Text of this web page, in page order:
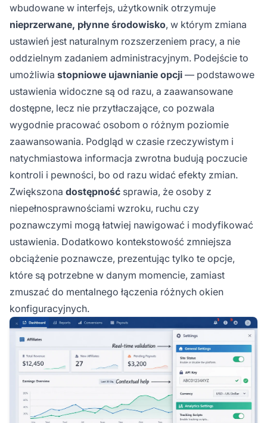
wbudowane w interfejs, użytkownik otrzymuje
nieprzerwane, płynne środowisko, w którym zmiana
ustawień jest naturalnym rozszerzeniem pracy, a nie
oddzielnym zadaniem administracyjnym. Podejście to
umożliwia stopniowe ujawnianie opcji — podstawowe
ustawienia widoczne są od razu, a zaawansowane
dostępne, lecz nie przytłaczające, co pozwala
wygodnie pracować osobom o różnym poziomie
zaawansowania. Podgląd w czasie rzeczywistym i
natychmiastowa informacja zwrotna budują poczucie
kontroli i pewności, bo od razu widać efekty zmian.
Zwiększona dostępność sprawia, że osoby z
niepełnosprawnościami wzroku, ruchu czy
poznawczymi mogą łatwiej nawigować i modyfikować
ustawienia. Dodatkowo kontekstowość zmniejsza
obciążenie poznawcze, prezentując tylko te opcje,
które są potrzebne w danym momencie, zamiast
zmuszać do mentalnego łączenia różnych okien
konfiguracyjnych.